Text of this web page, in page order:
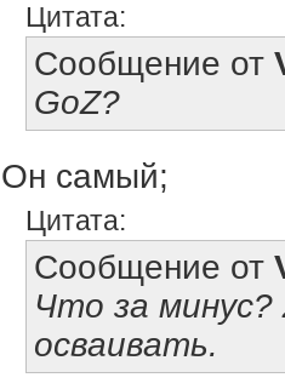
Цитата:
Сообщение от
GoZ?
Он самый;
Цитата:
Сообщение от
Что за минус?
осваивать.